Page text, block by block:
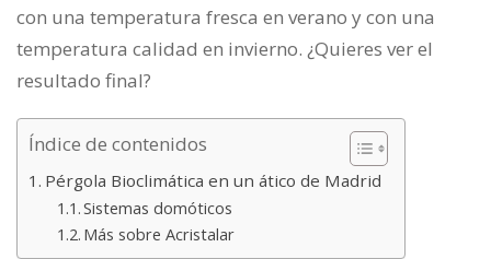
con una temperatura fresca en verano y con una
temperatura calidad en invierno. ¿Quieres ver el
resultado final?
Índice de contenidos
Pérgola Bioclimática en un ático de Madrid
Sistemas domóticos
Más sobre Acristalar